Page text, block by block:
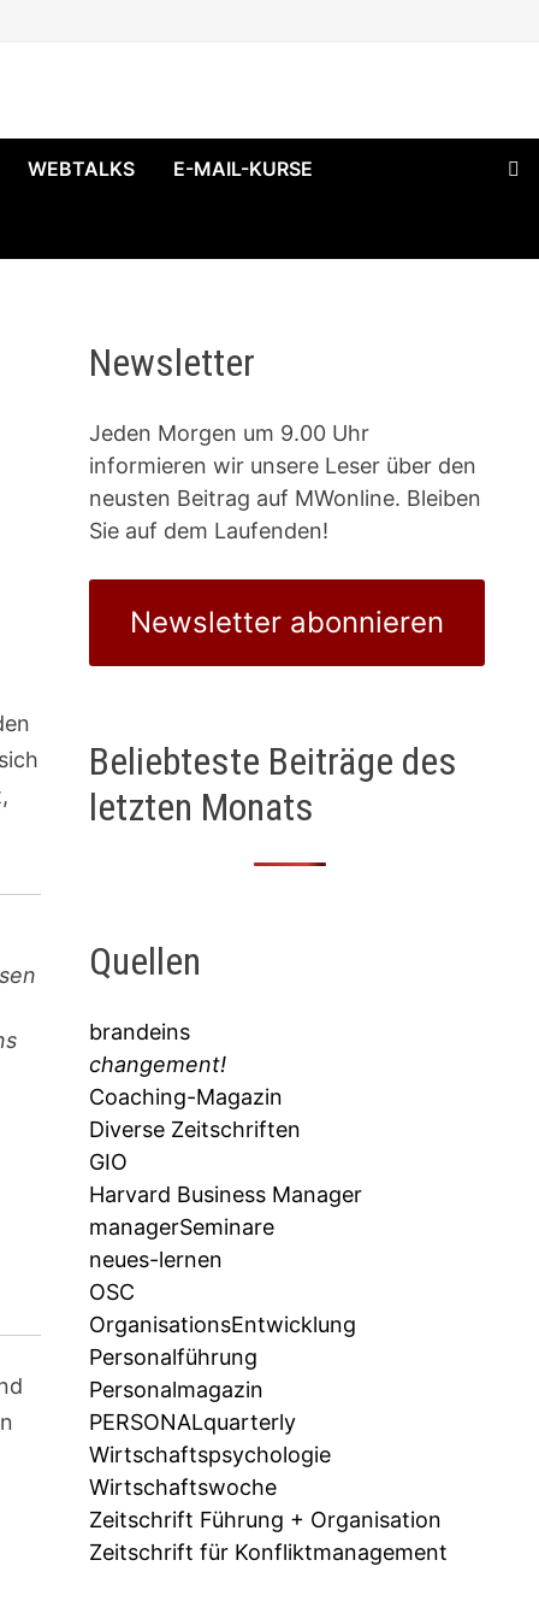
WEBTALKS E-MAIL-KURSE
Newsletter
Jeden Morgen um 9.00 Uhr
informieren wir unsere Leser über den
neusten Beitrag auf MWonline. Bleiben
Sie auf dem Laufenden!
Newsletter abonnieren
Beliebteste Beiträge des
letzten Monats
Quellen
brandeins
changement!
Coaching-Magazin
Diverse Zeitschriften
GIO
Harvard Business Manager
managerSeminare
neues-lernen
OSC
OrganisationsEntwicklung
Personalführung
Personalmagazin
PERSONALquarterly
Wirtschaftspsychologie
Wirtschaftswoche
Zeitschrift Führung + Organisation
Zeitschrift für Konfliktmanagement